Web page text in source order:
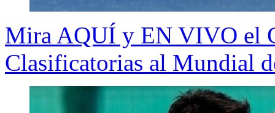
Mira AQUÍ y EN VIVO el
Clasificatorias al Mundial